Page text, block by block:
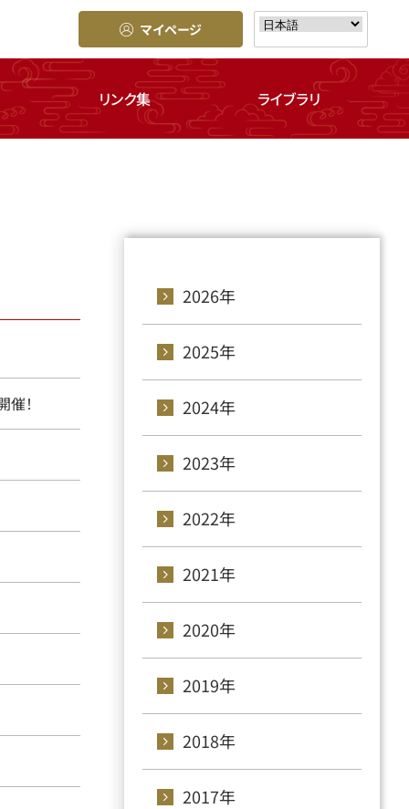
マイページ
リンク集 ライブラリ
！
2026年
2025年
2024年
2023年
2022年
2021年
2020年
2019年
2018年
2017年